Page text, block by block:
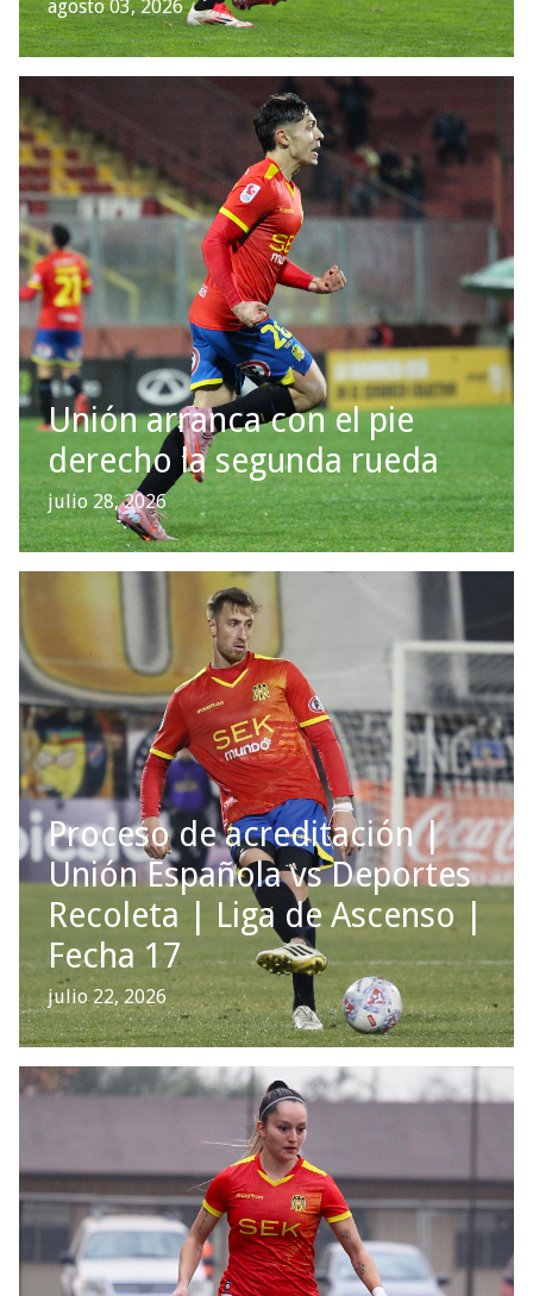
agosto 03, 2026
Unión arranca con el pie
derecho la segunda rueda
julio 28, 2026
Proceso de acreditación |
Unión Española vs Deportes
Recoleta | Liga de Ascenso |
Fecha 17
julio 22, 2026